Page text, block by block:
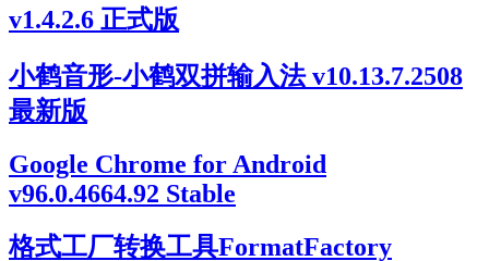
v1.4.2.6 正式版
小鹤音形-小鹤双拼输入法 v10.13.7.2508
最新版
Google Chrome for Android
v96.0.4664.92 Stable
格式工厂转换工具FormatFactory